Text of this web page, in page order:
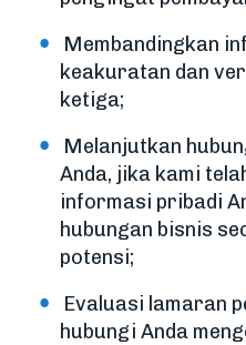
Membandingkan
keakuratan dan
ketiga;
Melanjutkan
Anda, jika kami
informasi pribadi
hubungan bisnis
potensi;
Evaluasi lamaran
hubungi Anda